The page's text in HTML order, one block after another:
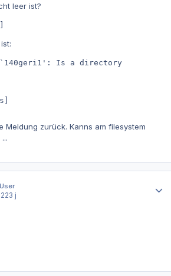
leer ist?
Is a directory
Meldung zurück. Kanns am filesystem
User
23 j